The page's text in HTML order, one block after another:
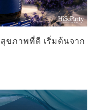
สุขภาพที่ดี เริ่มต้นจาก